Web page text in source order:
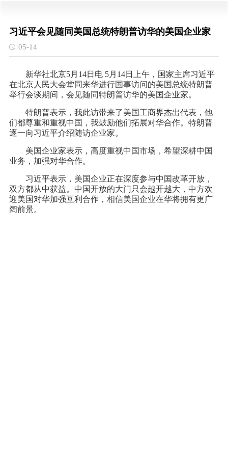
习近平会见随同美国总统特朗普访华的美国企业家
05-14
新华社北京5月14日电 5月14日上午，国家主席习近平
在北京人民大会堂同来华进行国事访问的美国总统特朗普
举行会谈期间，会见随同特朗普访华的美国企业家。
特朗普表示，我此访带来了美国工商界杰出代表，他
们都尊重和重视中国，我鼓励他们拓展对华合作。特朗普
逐一向习近平介绍随访企业家。
美国企业家表示，高度重视中国市场，希望深耕中国
业务，加强对华合作。
习近平表示，美国企业正在深度参与中国改革开放，
双方都从中获益。中国开放的大门只会越开越大，中方欢
迎美国对华加强互利合作，相信美国企业在华将拥有更广
阔前景。